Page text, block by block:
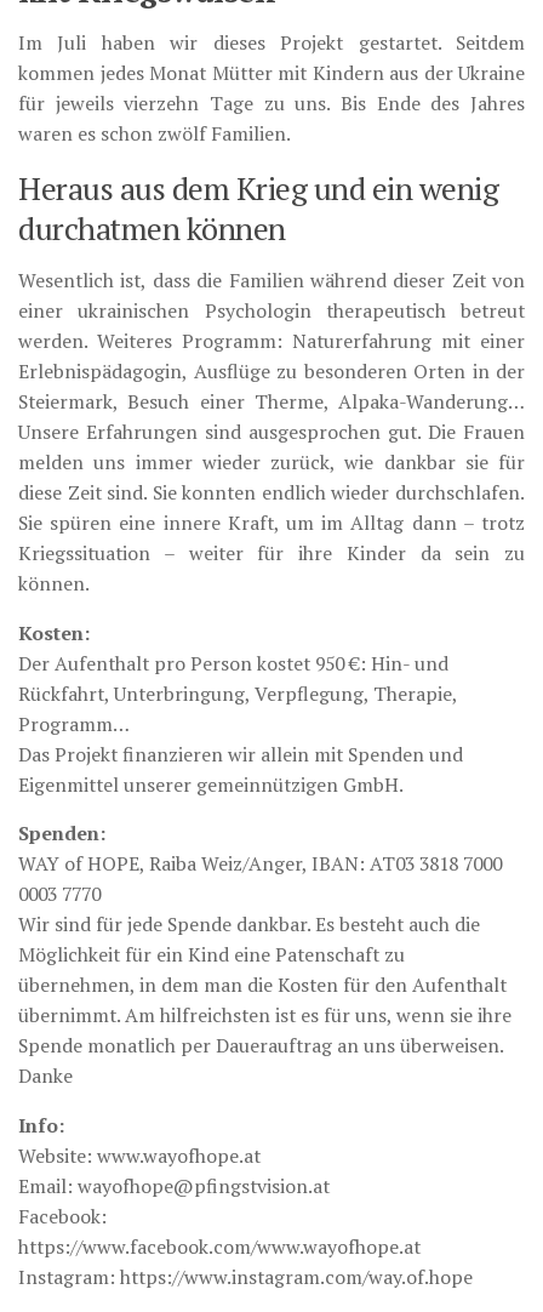
Im Juli haben wir dieses Projekt gestartet. Seitdem
kommen jedes Monat Mütter mit Kindern aus der Ukraine
für jeweils vierzehn Tage zu uns. Bis Ende des Jahres
waren es schon zwölf Familien.
Heraus aus dem Krieg und ein wenig
durchatmen können
Wesentlich ist, dass die Familien während dieser Zeit von
einer ukrainischen Psychologin therapeutisch betreut
werden. Weiteres Programm: Naturerfahrung mit einer
Erlebnispädagogin, Ausflüge zu besonderen Orten in der
Steiermark, Besuch einer Therme, Alpaka-Wanderung…
Unsere Erfahrungen sind ausgesprochen gut. Die Frauen
melden uns immer wieder zurück, wie dankbar sie für
diese Zeit sind. Sie konnten endlich wieder durchschlafen.
Sie spüren eine innere Kraft, um im Alltag dann – trotz
Kriegssituation – weiter für ihre Kinder da sein zu
können.
Kosten:
Der Aufenthalt pro Person kostet 950 €: Hin- und
Rückfahrt, Unterbringung, Verpflegung, Therapie,
Programm…
Das Projekt finanzieren wir allein mit Spenden und
Eigenmittel unserer gemeinnützigen GmbH.
Spenden:
WAY of HOPE, Raiba Weiz/Anger, IBAN: AT03 3818 7000
0003 7770
Wir sind für jede Spende dankbar. Es besteht auch die
Möglichkeit für ein Kind eine Patenschaft zu
übernehmen, in dem man die Kosten für den Aufenthalt
übernimmt. Am hilfreichsten ist es für uns, wenn sie ihre
Spende monatlich per Dauerauftrag an uns überweisen.
Danke
Info:
Website: www.wayofhope.at
Email: wayofhope@pfingstvision.at
Facebook:
https://www.facebook.com/www.wayofhope.at
Instagram: https://www.instagram.com/way.of.hope